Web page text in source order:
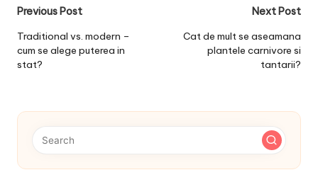
Post
navigation
Previous Post
Traditional vs. modern –
cum se alege puterea in
stat?
Next Post
Cat de mult se aseamana
plantele carnivore si
tantarii?